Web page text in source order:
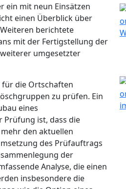
ein mit neun Einsätzen
einen Überblick über
berichtete
mit der Fertigstellung der
umgesetzter
für die Ortschaften
zu prüfen. Ein
eines
Prüfung ist, dass die
den aktuellen
des Prüfauftrags
der
Analyse, die einen
insbesondere die